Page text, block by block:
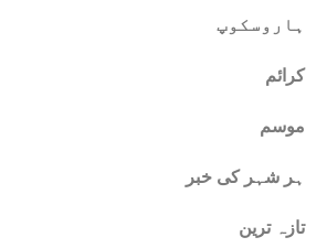
ہاروسکوپ
کرائم
موسم
ہر شہر کی خبر
تازہ ترین